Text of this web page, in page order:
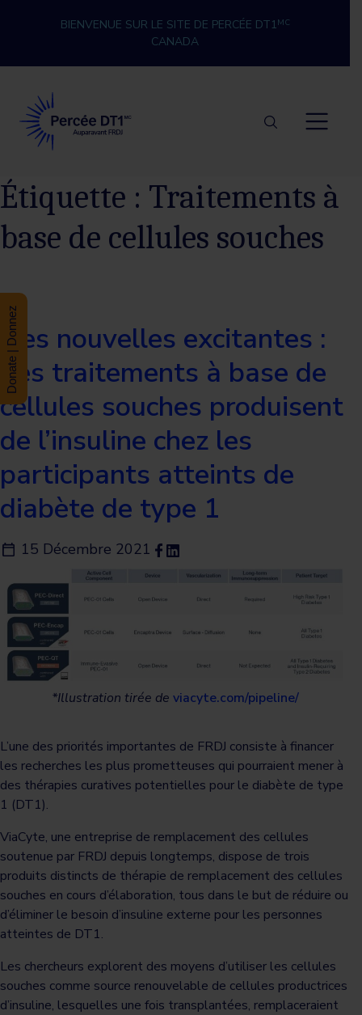
BIENVENUE SUR LE SITE DE PERCÉE DT1MC
CANADA
Étiquette : Traitements à
base de cellules souches
Des nouvelles excitantes :
des traitements à base de
cellules souches produisent
de l’insuline chez les
participants atteints de
diabète de type 1
15 Décembre 2021
*Illustration tirée de viacyte.com/pipeline/
L’une des priorités importantes de FRDJ consiste à financer
les recherches les plus prometteuses qui pourraient mener à
des thérapies curatives potentielles pour le diabète de type
1 (DT1).
ViaCyte, une entreprise de remplacement des cellules
soutenue par FRDJ depuis longtemps, dispose de trois
produits distincts de thérapie de remplacement des cellules
souches en cours d’élaboration, tous dans le but de réduire ou
d’éliminer le besoin d’insuline externe pour les personnes
atteintes de DT1.
Les chercheurs explorent des moyens d’utiliser les cellules
souches comme source renouvelable de cellules productrices
d’insuline, lesquelles une fois transplantées, remplaceraient
Donate | Donnez